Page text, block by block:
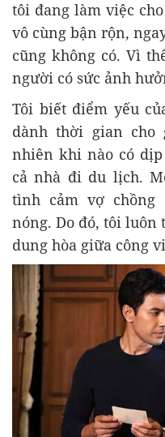
tôi đang làm việc
vô cùng bận rộn,
cũng không có. Vì
người có sức ảnh
Tôi biết điểm yếu
dành thời gian
nhiên khi nào có
cả nhà đi du lịch.
tình cảm vợ
nóng. Do đó, tôi
dung hòa giữa công